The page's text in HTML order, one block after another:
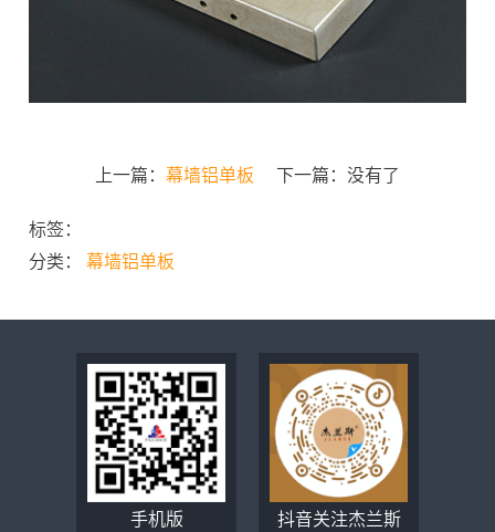
上一篇： 幕墙铝单板 下一篇：没有了
标签：
分类： 幕墙铝单板
手机版 抖音关注杰兰斯